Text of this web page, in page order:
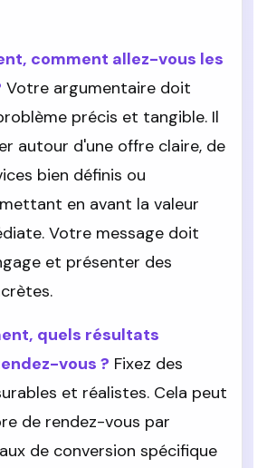
comment allez-vous les
Votre argumentaire doit
précis et tangible. Il
autour d'une offre claire, de
bien définis ou
en avant la valeur
Votre message doit
et présenter des
quels résultats
vous ? Fixez des
et réalistes. Cela peut
de rendez-vous par
de conversion spécifique